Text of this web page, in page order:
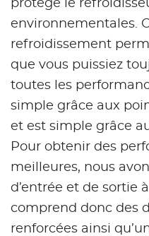
protège le
environnementales.
refroidissement
que vous puissiez
toutes les
simple grâce aux
et est simple grâce
Pour obtenir des
meilleures, nous
d’entrée et de sortie
comprend donc des
renforcées ainsi